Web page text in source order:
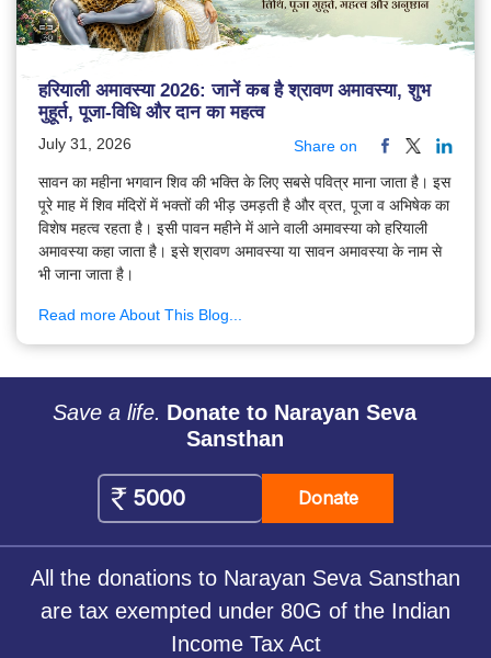
हरियाली अमावस्या 2026: जानें कब है श्रावण अमावस्या, शुभ
मुहूर्त, पूजा-विधि और दान का महत्व
July 31, 2026 Share on
सावन का महीना भगवान शिव की भक्ति के लिए सबसे पवित्र माना जाता है। इस
पूरे माह में शिव मंदिरों में भक्तों की भीड़ उमड़ती है और व्रत, पूजा व अभिषेक का
विशेष महत्व रहता है। इसी पावन महीने में आने वाली अमावस्या को हरियाली
अमावस्या कहा जाता है। इसे श्रावण अमावस्या या सावन अमावस्या के नाम से
भी जाना जाता है।
Read more About This Blog...
Save a life. Donate to Narayan Seva
Sansthan
Donate
All the donations to Narayan Seva Sansthan
are tax exempted under 80G of the Indian
Income Tax Act